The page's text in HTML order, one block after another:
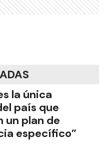
la única
país que
un plan de
específico”